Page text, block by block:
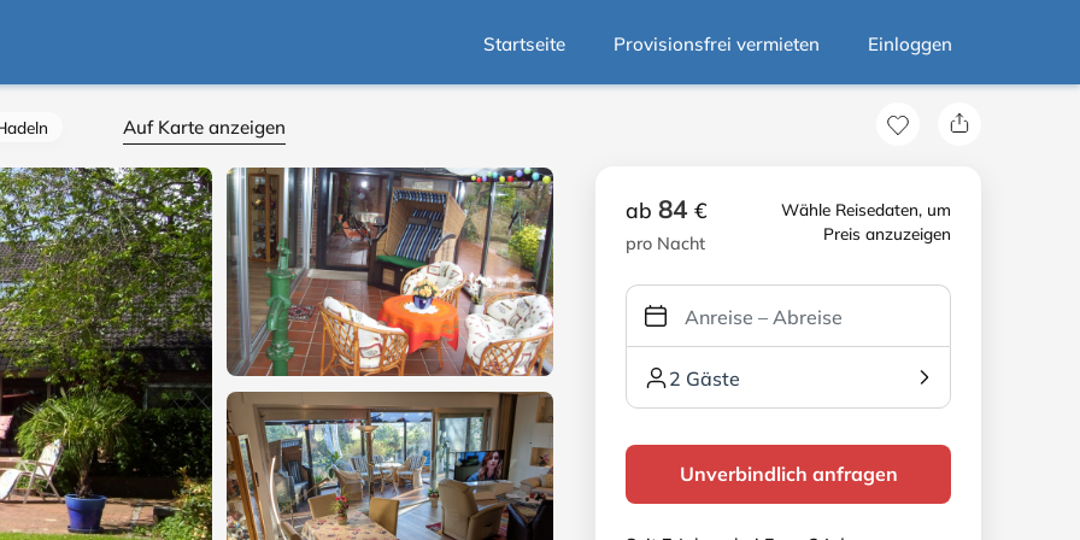
Startseite Provisionsfrei vermieten Einloggen
Auf Karte anzeigen
Wähle Reisedaten, um
Preis anzuzeigen
ab 84 €
pro Nacht
2 Gäste
Unverbindlich anfragen